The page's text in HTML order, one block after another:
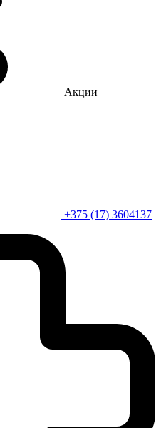
Акции
+375 (17) 3604137